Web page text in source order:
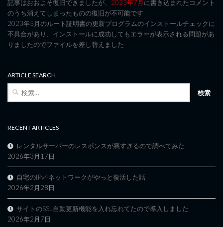
記事はおおよそ復旧できましたが、 2023年7月に書き込まれたコメント
のうち消えてしまったものの復旧が不可能です
2023年5月のルート証明書の更新プログラムのインストールチェックに
不具合があり、インストールに成功してもエラーが表示される問題があ
りましたのでファイルを差し替えました
ARTICLE SEARCH
検
RECENT ARTICLES
レンタルサーバーのレスポンスが悪すぎるので調べてみた
2026年3月17日
自宅のIPv4ネットワークがやっと復活した話
2026年2月28日
サイトのSSL自動更新機能を入れ忘れてたので導入しました
2026年2月7日